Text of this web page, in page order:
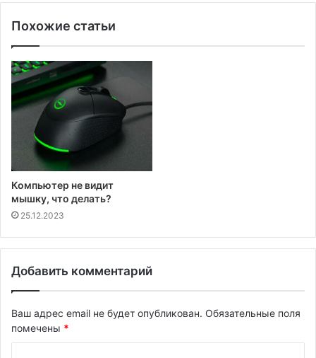
Похожие статьи
Компьютер не видит
мышку, что делать?
25.12.2023
Добавить комментарий
Ваш адрес email не будет опубликован. Обязательные поля
помечены *